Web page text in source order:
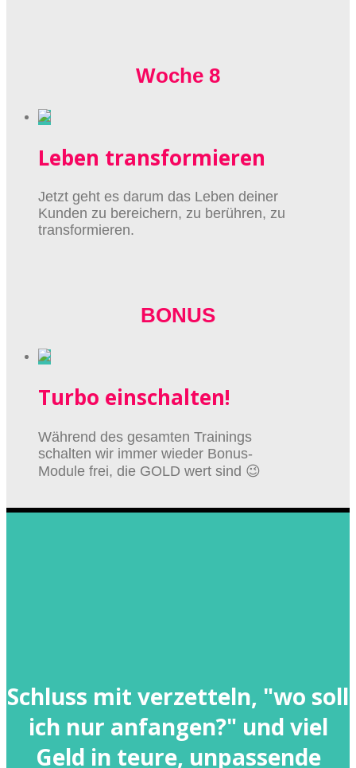
Woche 8
Leben transformieren
Jetzt geht es darum das Leben deiner
Kunden zu bereichern, zu berühren, zu
transformieren.
BONUS
Turbo einschalten!
Während des gesamten Trainings
schalten wir immer wieder Bonus-
Module frei, die GOLD wert sind 😉
Schluss mit verzetteln, "wo soll
ich nur anfangen?" und viel
Geld in teure, unpassende